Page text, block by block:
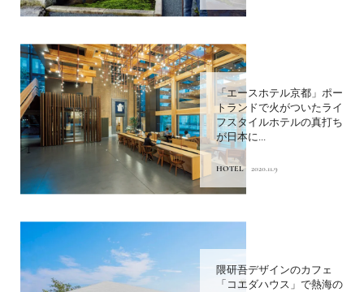
「エースホテル京都」ポー
トランドで火がついたライ
フスタイルホテルの真打ち
が日本に...
HOTEL 2020.11.9
隈研吾デザインのカフェ
「コエダハウス」で熱海の